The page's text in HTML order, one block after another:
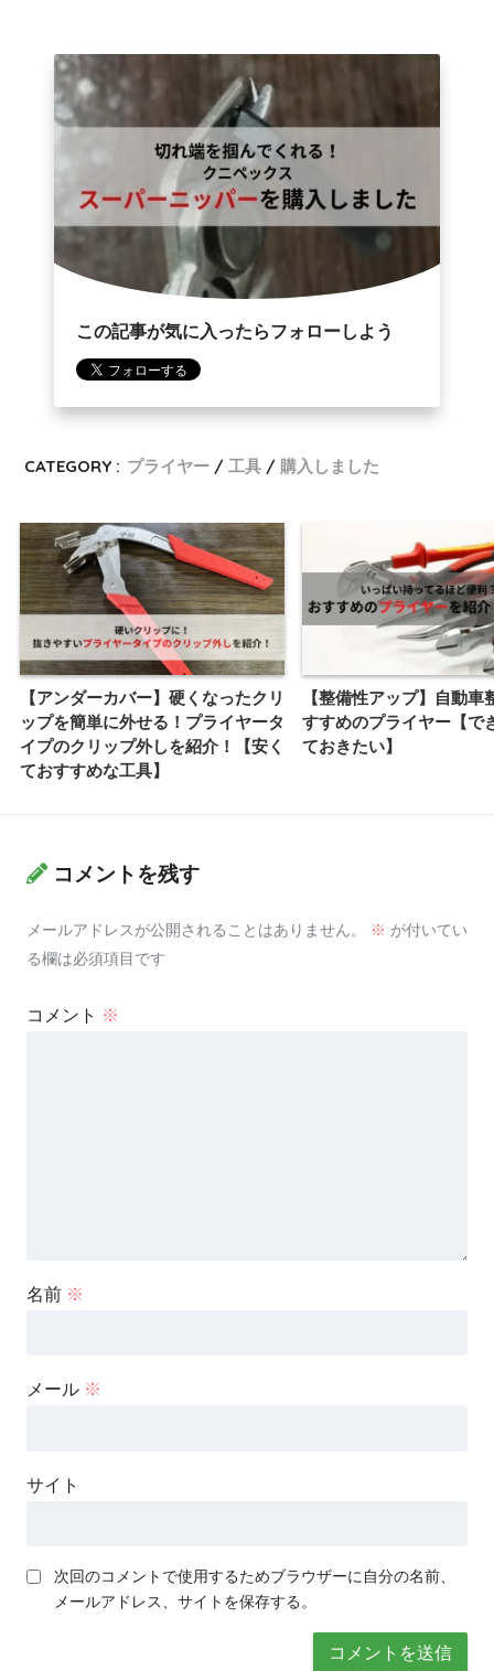
この記事が気に入ったらフォローしよう
CATEGORY : プライヤー 工具 購入しました
【アンダーカバー】硬くなったクリ
ップを簡単に外せる！プライヤータ
イプのクリップ外しを紹介！【安く
ておすすめな工具】
【整備性アップ】自動車
すすめのプライヤー【で
ておきたい】
コメントを残す
メールアドレスが公開されることはありません。 ※ が付いてい
る欄は必須項目です
コメント ※
名前 ※
メール ※
サイト
次回のコメントで使用するためブラウザーに自分の名前、
メールアドレス、サイトを保存する。